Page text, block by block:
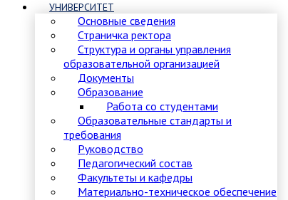
УНИВЕРСИТЕТ
Основные сведения
Страничка ректора
Структура и органы управления
образовательной организацией
Документы
Образование
Работа со студентами
Образовательные стандарты и
требования
Руководство
Педагогический состав
Факультеты и кафедры
Материально-техническое обеспечение